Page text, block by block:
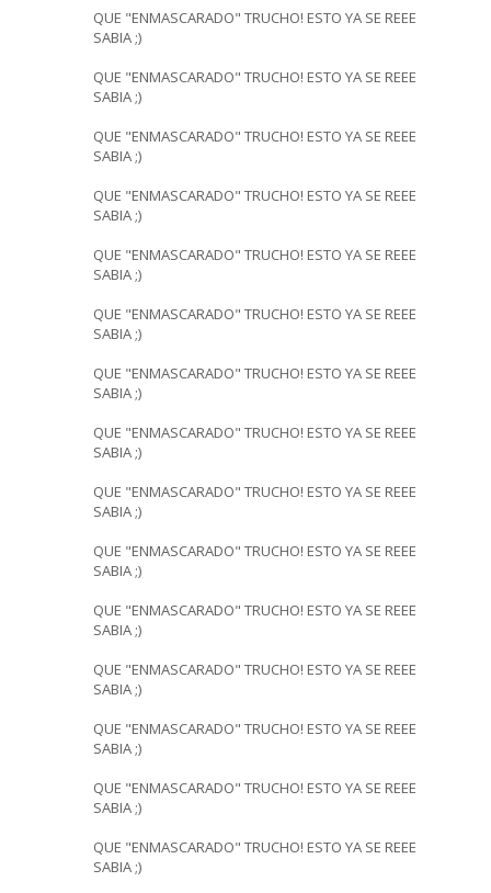
QUE "ENMASCARADO" TRUCHO! ESTO YA SE REEE
SABIA ;)
QUE "ENMASCARADO" TRUCHO! ESTO YA SE REEE
SABIA ;)
QUE "ENMASCARADO" TRUCHO! ESTO YA SE REEE
SABIA ;)
QUE "ENMASCARADO" TRUCHO! ESTO YA SE REEE
SABIA ;)
QUE "ENMASCARADO" TRUCHO! ESTO YA SE REEE
SABIA ;)
QUE "ENMASCARADO" TRUCHO! ESTO YA SE REEE
SABIA ;)
QUE "ENMASCARADO" TRUCHO! ESTO YA SE REEE
SABIA ;)
QUE "ENMASCARADO" TRUCHO! ESTO YA SE REEE
SABIA ;)
QUE "ENMASCARADO" TRUCHO! ESTO YA SE REEE
SABIA ;)
QUE "ENMASCARADO" TRUCHO! ESTO YA SE REEE
SABIA ;)
QUE "ENMASCARADO" TRUCHO! ESTO YA SE REEE
SABIA ;)
QUE "ENMASCARADO" TRUCHO! ESTO YA SE REEE
SABIA ;)
QUE "ENMASCARADO" TRUCHO! ESTO YA SE REEE
SABIA ;)
QUE "ENMASCARADO" TRUCHO! ESTO YA SE REEE
SABIA ;)
QUE "ENMASCARADO" TRUCHO! ESTO YA SE REEE
SABIA ;)